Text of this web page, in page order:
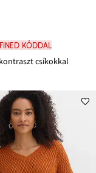
kóddal
csíkokkal